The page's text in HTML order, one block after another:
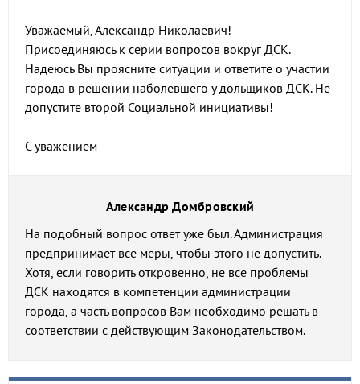
Уважаемый, Александр Николаевич!
Присоединяюсь к серии вопросов вокруг ДСК.
Надеюсь Вы проясните ситуации и ответите о участии
города в решении наболевшего у дольщиков ДСК. Не
допустите второй Социальной инициативы!
С уважением
Александр Домбровский
На подобный вопрос ответ уже был. Администрация
предпринимает все меры, чтобы этого не допустить.
Хотя, если говорить откровенно, не все проблемы
ДСК находятся в компетенции администрации
города, а часть вопросов Вам необходимо решать в
соответствии с действующим Законодательством.